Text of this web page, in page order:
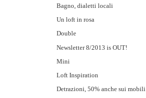
Bagno, dialetti locali
Un loft in rosa
Double
Newsletter 8/2013 is OUT!
Mini
Loft Inspiration
Detrazioni, 50% anche sui mobili